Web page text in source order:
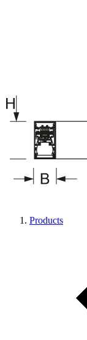
Products